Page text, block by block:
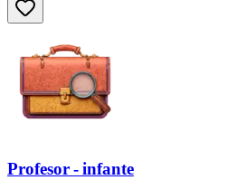
Profesor - infante